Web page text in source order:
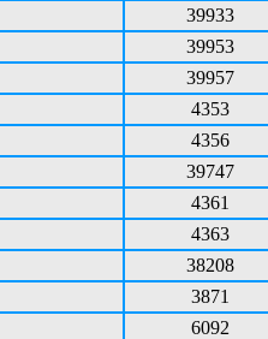
39933
39953
39957
4353
4356
39747
4361
4363
38208
3871
6092